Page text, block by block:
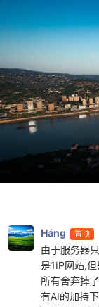
Háng 置顶
由于服务器
是1IP网站,
所有舍弃掉
有AI的加持